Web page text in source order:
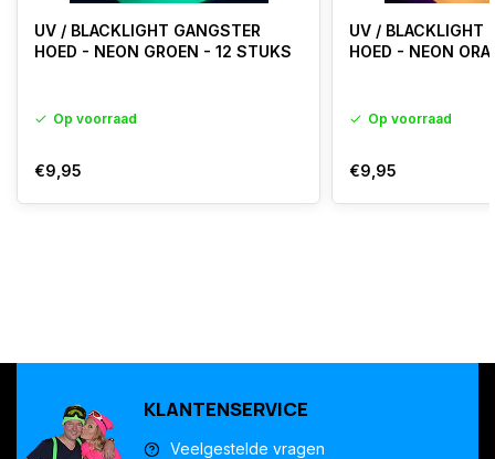
UV / BLACKLIGHT GANGSTER
HOED - NEON GROEN - 12 STUKS
Op voorraad
€9,95
UV / BLACKLIGHT
HOED - NEON
Op voorraad
€9,95
KLANTENSERVICE
Veelgestelde vragen